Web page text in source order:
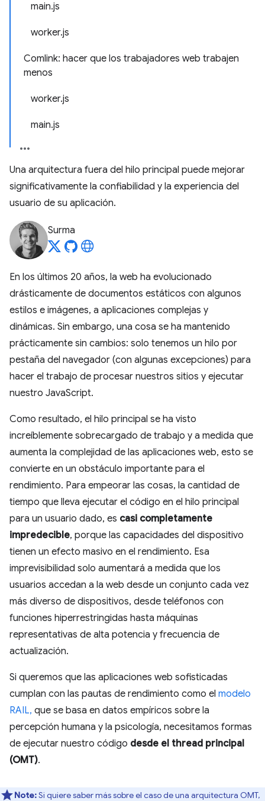
main.js
worker.js
Comlink: hacer que los trabajadores web trabajen
menos
worker.js
main.js
Una arquitectura fuera del hilo principal puede mejorar
significativamente la confiabilidad y la experiencia del
usuario de su aplicación.
Surma
En los últimos 20 años, la web ha evolucionado
drásticamente de documentos estáticos con algunos
estilos e imágenes, a aplicaciones complejas y
dinámicas. Sin embargo, una cosa se ha mantenido
prácticamente sin cambios: solo tenemos un hilo por
pestaña del navegador (con algunas excepciones) para
hacer el trabajo de procesar nuestros sitios y ejecutar
nuestro JavaScript.
Como resultado, el hilo principal se ha visto
increíblemente sobrecargado de trabajo y a medida que
aumenta la complejidad de las aplicaciones web, esto se
convierte en un obstáculo importante para el
rendimiento. Para empeorar las cosas, la cantidad de
tiempo que lleva ejecutar el código en el hilo principal
para un usuario dado, es casi completamente
impredecible, porque las capacidades del dispositivo
tienen un efecto masivo en el rendimiento. Esa
imprevisibilidad solo aumentará a medida que los
usuarios accedan a la web desde un conjunto cada vez
más diverso de dispositivos, desde teléfonos con
funciones hiperrestringidas hasta máquinas
representativas de alta potencia y frecuencia de
actualización.
Si queremos que las aplicaciones web sofisticadas
cumplan con las pautas de rendimiento como el modelo
RAIL, que se basa en datos empíricos sobre la
percepción humana y la psicología, necesitamos formas
de ejecutar nuestro código desde el thread principal
(OMT).
Note:Si quiere saber más sobre el caso de una arquitectura OMT,